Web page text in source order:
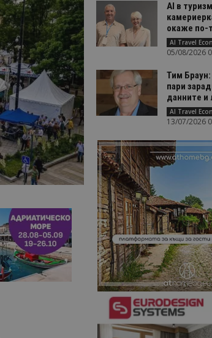
AI в
окаже по-
05/08/2026
Тим Браун:
пари
данните и
13/07/2026